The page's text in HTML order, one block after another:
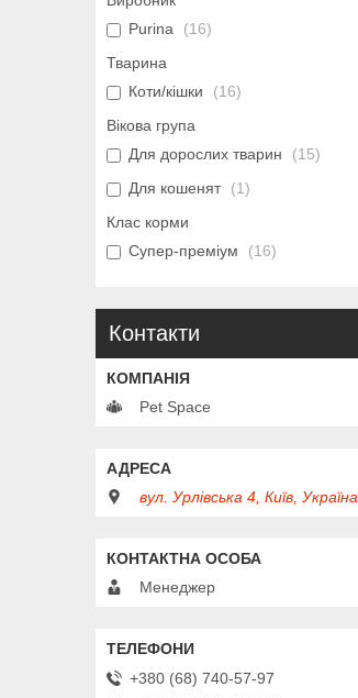
Purina
16
Тварина
Коти/кішки
16
Вікова група
Для дорослих тварин
15
Для кошенят
1
Клас корми
Супер-преміум
16
Контакти
Pet Space
вул. Урлівська 4, Київ, Україна
Менеджер
+380 (68) 740-57-97